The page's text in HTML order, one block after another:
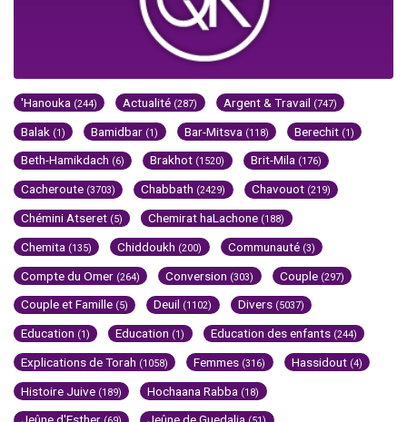
'Hanouka (244) Actualité (287) Argent & Travail (747)
Balak (1) Bamidbar (1) Bar-Mitsva (118) Berechit (1)
Beth-Hamikdach (6) Brakhot (1520) Brit-Mila (176)
Cacheroute (3703) Chabbath (2429) Chavouot (219)
Chémini Atseret (5) Chemirat haLachone (188)
Chemita (135) Chiddoukh (200) Communauté (3)
Compte du Omer (264) Conversion (303) Couple (297)
Couple et Famille (5) Deuil (1102) Divers (5037)
Education (1) Education (1) Education des enfants (244)
Explications de Torah (1058) Femmes (316) Hassidout (4)
Histoire Juive (189) Hochaana Rabba (18)